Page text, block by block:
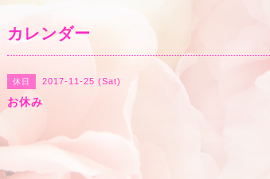
カレンダー
休日 2017-11-25 (Sat)
お休み